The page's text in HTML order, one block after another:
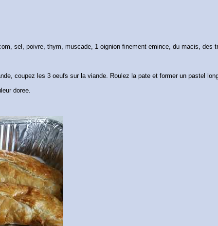
sel, poivre, thym, muscade, 1 oignion finement emince, du macis, des
coupez les 3 oeufs sur la viande. Roulez la pate et former un pastel
doree.